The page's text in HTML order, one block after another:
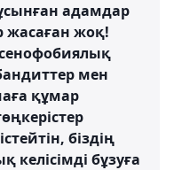
адамдар
жасаған жоқ!
мен
құмар
біздің
келісімді бұзуға